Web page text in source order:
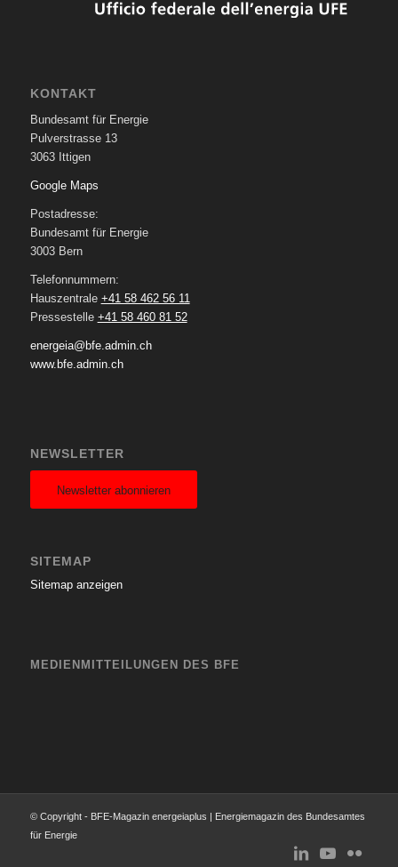
KONTAKT
Bundesamt für Energie
Pulverstrasse 13
3063 Ittigen
Google Maps
Postadresse:
Bundesamt für Energie
3003 Bern
Telefonnummern:
Hauszentrale +41 58 462 56 11
Pressestelle +41 58 460 81 52
energeia@bfe.admin.ch
www.bfe.admin.ch
NEWSLETTER
Newsletter abonnieren
SITEMAP
Sitemap anzeigen
MEDIENMITTEILUNGEN DES BFE
© Copyright - BFE-Magazin energeiaplus | Energiemagazin des Bundesamtes
für Energie